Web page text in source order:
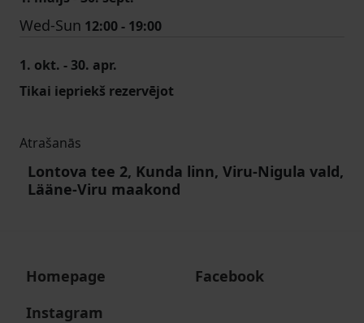
Wed-Sun 12:00 - 19:00
1. okt. - 30. apr.
Tikai iepriekš rezervējot
Atrašanās
Lontova tee 2, Kunda linn, Viru-Nigula vald,
Lääne-Viru maakond
Homepage
Facebook
Instagram